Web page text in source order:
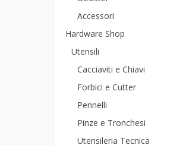
Accessori
Hardware Shop
Utensili
Cacciaviti e Chiavi
Forbici e Cutter
Pennelli
Pinze e Tronchesi
Utensileria Tecnica